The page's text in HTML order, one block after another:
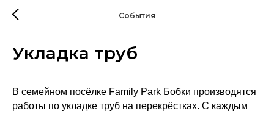
События
Укладка труб
В семейном посёлке Family Park Бобки производятся
работы по укладке труб на перекрёстках. С каждым